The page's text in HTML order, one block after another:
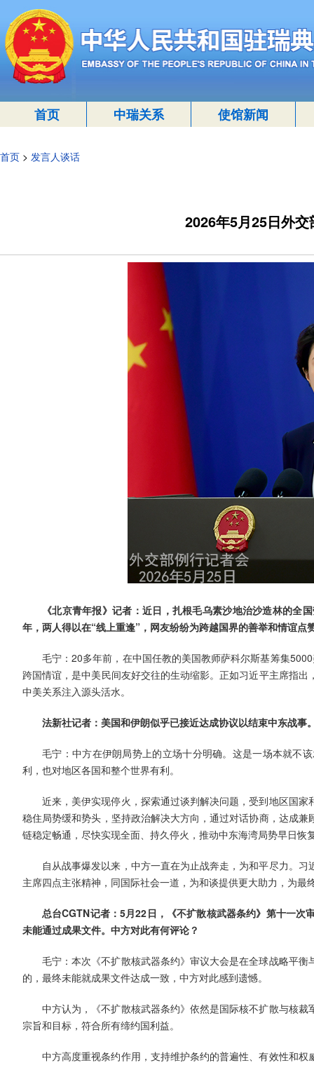
首页 中瑞关系 使馆新闻
首页 > 发言人谈话
2026年5月25日外
《北京青年报》记者：近日，扎根毛乌素沙地治沙造林的全
年，两人得以在“线上重逢”，网友纷纷为跨越国界的善举和情谊点
毛宁：20多年前，在中国任教的美国教师萨科尔斯基筹集
跨国情谊，是中美民间友好交往的生动缩影。正如习近平主席指
中美关系注入源头活水。
法新社记者：美国和伊朗似乎已接近达成协议以结束中东战
毛宁：中方在伊朗局势上的立场十分明确。这是一场本就不
利，也对地区各国和整个世界有利。
近来，美伊实现停火，探索通过谈判解决问题，受到地区国
稳住局势缓和势头，坚持政治解决大方向，通过对话协商，达成
链稳定畅通，尽快实现全面、持久停火，推动中东海湾局势早日恢
自从战事爆发以来，中方一直在为止战奔走，为和平尽力。
主席四点主张精神，同国际社会一道，为和谈提供更大助力，为
总台CGTN记者：5月22日，《不扩散核武器条约》第十一
未能通过成果文件。中方对此有何评论？
毛宁：本次《不扩散核武器条约》审议大会是在全球战略平
的，最终未能就成果文件达成一致，中方对此感到遗憾。
中方认为，《不扩散核武器条约》依然是国际核不扩散与核
宗旨和目标，符合所有缔约国利益。
中方高度重视条约作用，支持维护条约的普遍性、有效性和